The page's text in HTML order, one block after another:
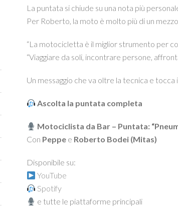
La puntata si chiude su una nota più
Per Roberto, la moto è molto più di un
“La motocicletta è il miglior strumento per
“Viaggiare da soli, incontrare persone,
Un messaggio che va oltre la tecnica e
Ascolta la puntata completa
Motociclista da Bar – Puntata:
Con Peppee Roberto Bodei (Mitas)
Disponibile su:
YouTube
Spotify
e tutte le piattaforme principali